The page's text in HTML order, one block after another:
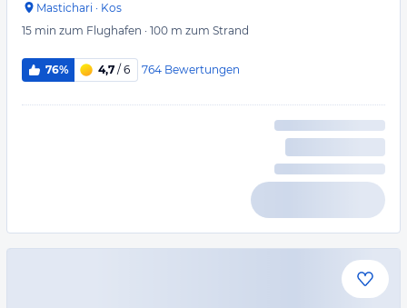
Mastichari · Kos
15 min zum Flughafen · 100 m zum Strand
76% 4,7 / 6 764 Bewertungen